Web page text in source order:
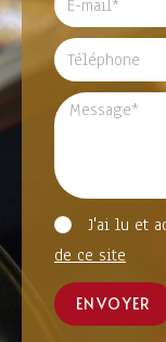
J'ai lu et
de ce site
ENVOYER